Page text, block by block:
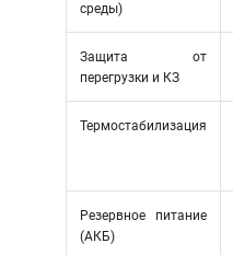
среды)
Защита от
перегрузки и КЗ
Термостабилизация
Резервное питание
(АКБ)